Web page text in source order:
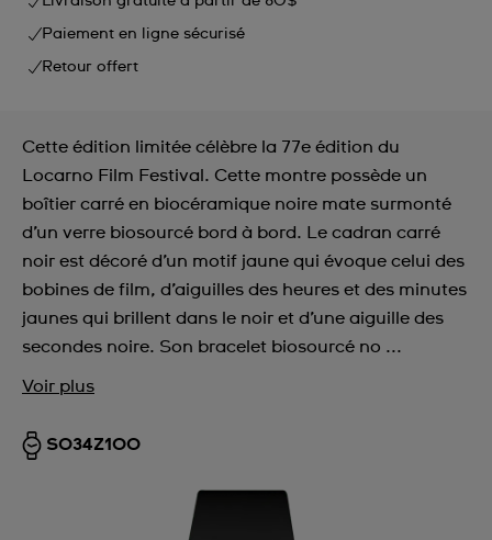
Paiement en ligne sécurisé
Retour offert
Cette édition limitée célèbre la 77e édition du
Locarno Film Festival. Cette montre possède un
boîtier carré en biocéramique noire mate surmonté
d’un verre biosourcé bord à bord. Le cadran carré
noir est décoré d’un motif jaune qui évoque celui des
bobines de film, d’aiguilles des heures et des minutes
jaunes qui brillent dans le noir et d’une aiguille des
secondes noire. Son bracelet biosourcé no ...
Voir plus
SO34Z100